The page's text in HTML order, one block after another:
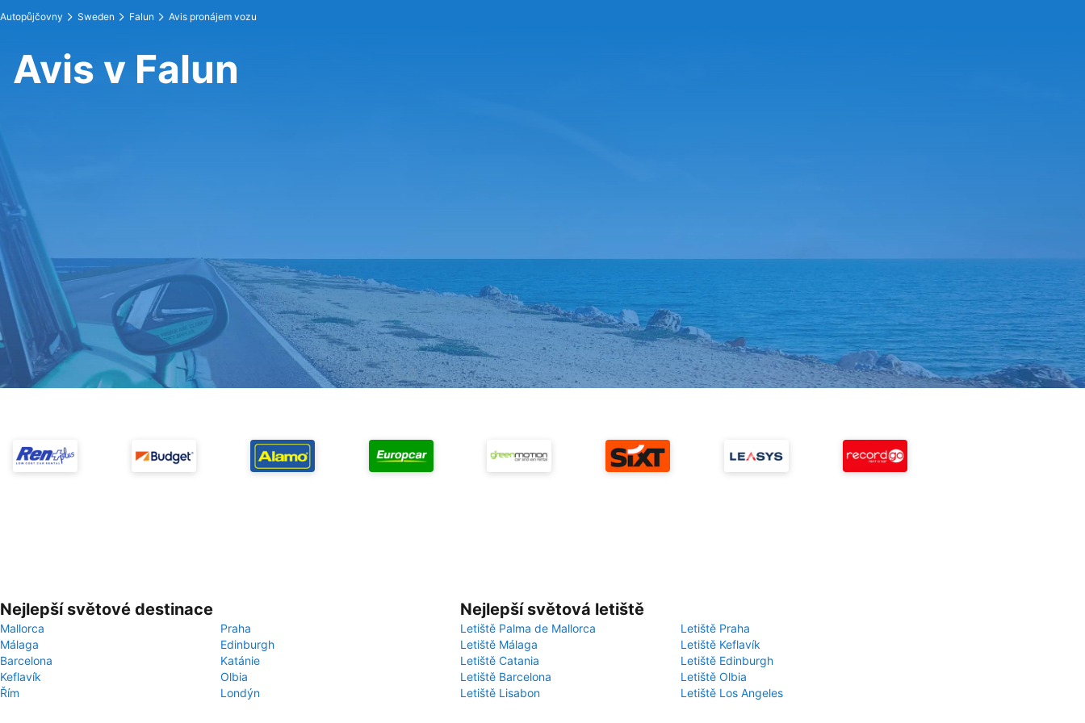
Autopůjčovny Sweden Falun Avis pronájem vozu
Avis v Falun
Nejlepší světové destinace
Mallorca
Praha
Málaga
Edinburgh
Barcelona
Katánie
Keflavík
Olbia
Řím
Londýn
Nejlepší světová letiště
Letiště Palma de Mallorca
Letiště Praha
Letiště Málaga
Letiště Keflavík
Letiště Catania
Letiště Edinburgh
Letiště Barcelona
Letiště Olbia
Letiště Lisabon
Letiště Los Angeles